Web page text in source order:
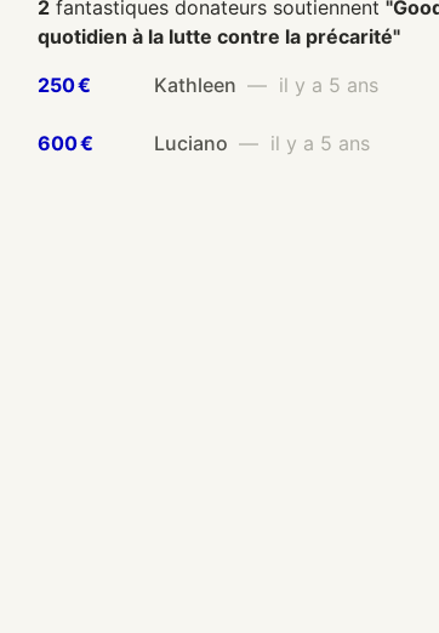
2 fantastiques donateurs soutiennent
quotidien à la lutte contre la précarité"
250 €
Kathleen — il y a 5 ans
600 € Luciano — il y a 5 ans